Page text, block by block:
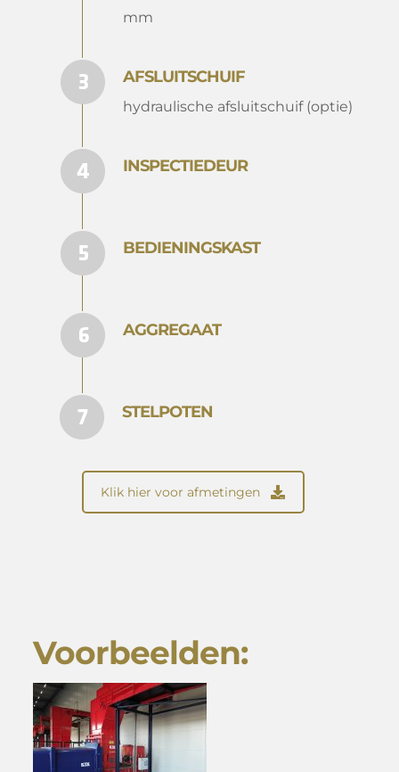
mm
AFSLUITSCHUIF
hydraulische afsluitschuif (optie)
INSPECTIEDEUR
BEDIENINGSKAST
AGGREGAAT
STELPOTEN
Klik hier voor afmetingen
Voorbeelden: